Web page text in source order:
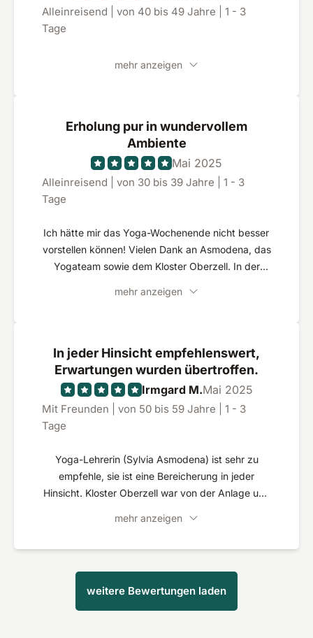
Alleinreisend | von 40 bis 49 Jahre | 1 - 3
Tage
mehr anzeigen
Erholung pur in wundervollem
Ambiente
Mai 2025
Alleinreisend | von 30 bis 39 Jahre | 1 - 3
Tage
Ich hätte mir das Yoga-Wochenende nicht besser
vorstellen können! Vielen Dank an Asmodena, das
Yogateam sowie dem Kloster Oberzell. In der
entspannen und zur Ruhe kommen. Das
dahintersteckt. Asmodena strahlt eine ganz
wundervolle Wärme aus und überzeugt
gleichzeitig mit breitem Wissen.
mehr anzeigen
In jeder Hinsicht empfehlenswert,
Erwartungen wurden übertroffen.
Irmgard M.Mai 2025
Mit Freunden | von 50 bis 59 Jahre | 1 - 3
Tage
Yoga-Lehrerin (Sylvia Asmodena) ist sehr zu
empfehle, sie ist eine Bereicherung in jeder
Hinsicht. Kloster Oberzell war von der Anlage und
unschlagbar.
mehr anzeigen
weitere Bewertungen laden